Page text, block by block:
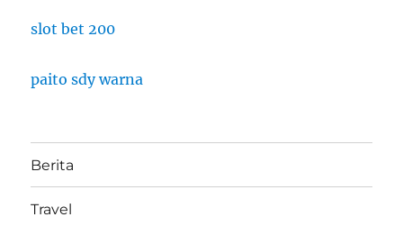
slot bet 200
paito sdy warna
Berita
Travel